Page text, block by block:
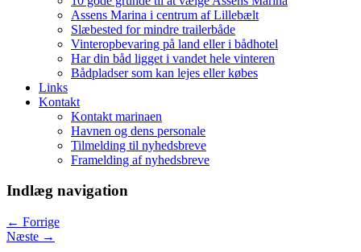
Assens Marina i centrum af Lillebælt
Slæbested for mindre trailerbåde
Vinteropbevaring på land eller i bådhotel
Har din båd ligget i vandet hele vinteren
Bådpladser som kan lejes eller købes
Links
Kontakt
Kontakt marinaen
Havnen og dens personale
Tilmelding til nyhedsbreve
Framelding af nyhedsbreve
Indlæg navigation
← Forrige
Næste →